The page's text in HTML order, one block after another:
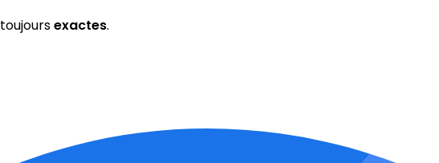
toujoursexactes.